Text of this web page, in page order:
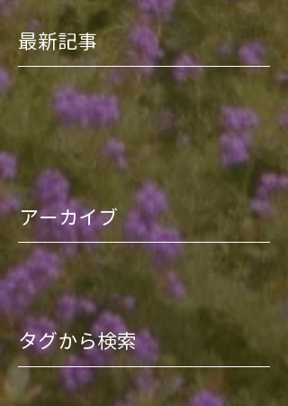
最新記事
アーカイブ
タグから検索